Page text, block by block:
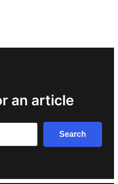
an article
Search